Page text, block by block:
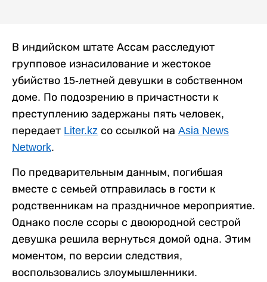
В индийском штате Ассам расследуют
групповое изнасилование и жестокое
убийство 15-летней девушки в собственном
доме. По подозрению в причастности к
преступлению задержаны пять человек,
передает Liter.kz со ссылкой на Asia News
Network.
По предварительным данным, погибшая
вместе с семьей отправилась в гости к
родственникам на праздничное мероприятие.
Однако после ссоры с двоюродной сестрой
девушка решила вернуться домой одна. Этим
моментом, по версии следствия,
воспользовались злоумышленники.